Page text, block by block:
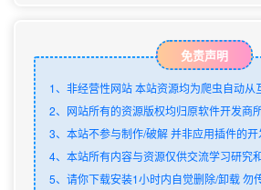
免责声明
1、非经营性网站 本站资源均为爬虫自动从
2、网站所有的资源版权均归原软件开发商
3、本站不参与制作/破解 并非应用插件的开
4、本站所有内容与资源仅供交流学习研究
5、请你下载安装1小时内自觉删除/卸载 勿